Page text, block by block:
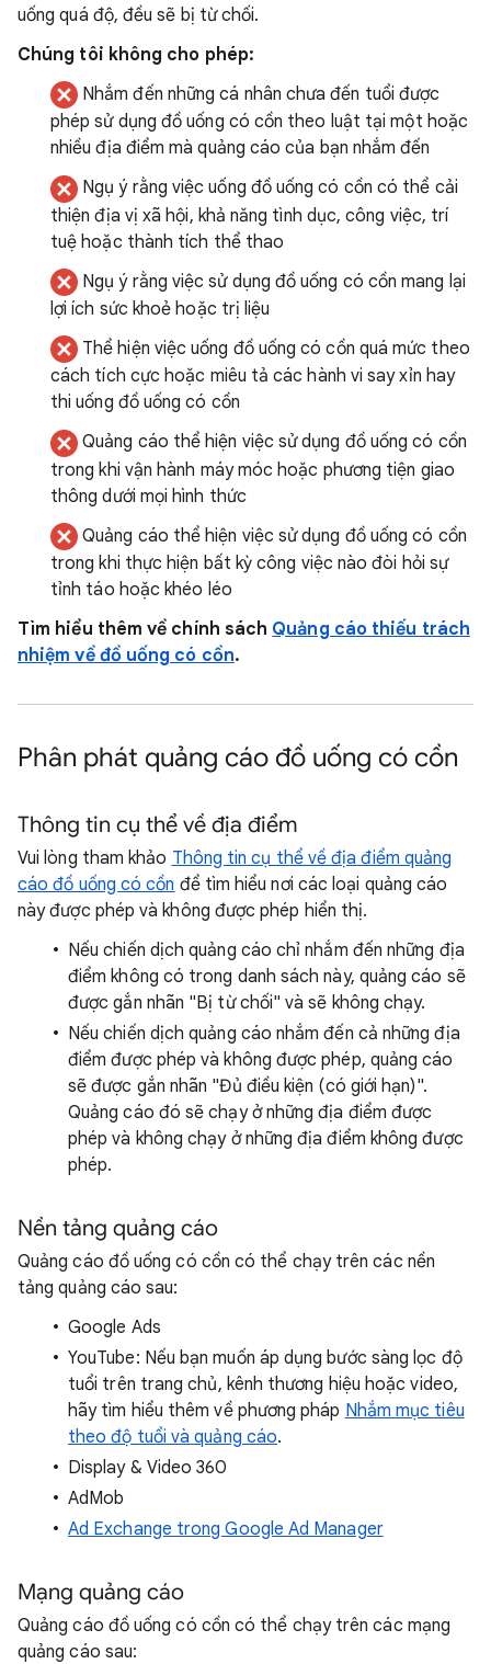
uống quá độ, đều sẽ bị từ chối.
Chúng tôi không cho phép:
Nhắm đến những cá nhân chưa đến tuổi được
phép sử dụng đồ uống có cồn theo luật tại một hoặc
nhiều địa điểm mà quảng cáo của bạn nhắm đến
Ngụ ý rằng việc uống đồ uống có cồn có thể cải
thiện địa vị xã hội, khả năng tình dục, công việc, trí
tuệ hoặc thành tích thể thao
Ngụ ý rằng việc sử dụng đồ uống có cồn mang lại
lợi ích sức khoẻ hoặc trị liệu
Thể hiện việc uống đồ uống có cồn quá mức theo
cách tích cực hoặc miêu tả các hành vi say xỉn hay
thi uống đồ uống có cồn
Quảng cáo thể hiện việc sử dụng đồ uống có cồn
trong khi vận hành máy móc hoặc phương tiện giao
thông dưới mọi hình thức
Quảng cáo thể hiện việc sử dụng đồ uống có cồn
trong khi thực hiện bất kỳ công việc nào đòi hỏi sự
tỉnh táo hoặc khéo léo
Tìm hiểu thêm về chính sách Quảng cáo thiếu trách
nhiệm về đồ uống có cồn.
Phân phát quảng cáo đồ uống có cồn
Thông tin cụ thể về địa điểm
Vui lòng tham khảo Thông tin cụ thể về địa điểm quảng
cáo đồ uống có cồn để tìm hiểu nơi các loại quảng cáo
này được phép và không được phép hiển thị.
Nếu chiến dịch quảng cáo chỉ nhắm đến những địa
điểm không có trong danh sách này, quảng cáo sẽ
được gắn nhãn "Bị từ chối" và sẽ không chạy.
Nếu chiến dịch quảng cáo nhắm đến cả những địa
điểm được phép và không được phép, quảng cáo
sẽ được gắn nhãn "Đủ điều kiện (có giới hạn)".
Quảng cáo đó sẽ chạy ở những địa điểm được
phép và không chạy ở những địa điểm không được
phép.
Nền tảng quảng cáo
Quảng cáo đồ uống có cồn có thể chạy trên các nền
tảng quảng cáo sau:
Google Ads
YouTube: Nếu bạn muốn áp dụng bước sàng lọc độ
tuổi trên trang chủ, kênh thương hiệu hoặc video,
hãy tìm hiểu thêm về phương pháp Nhắm mục tiêu
theo độ tuổi và quảng cáo.
Display & Video 360
AdMob
Ad Exchange trong Google Ad Manager
Mạng quảng cáo
Quảng cáo đồ uống có cồn có thể chạy trên các mạng
quảng cáo sau: